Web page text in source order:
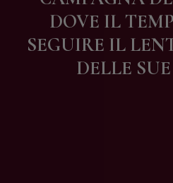
DOVE IL
SEGUIRE IL
DELLE